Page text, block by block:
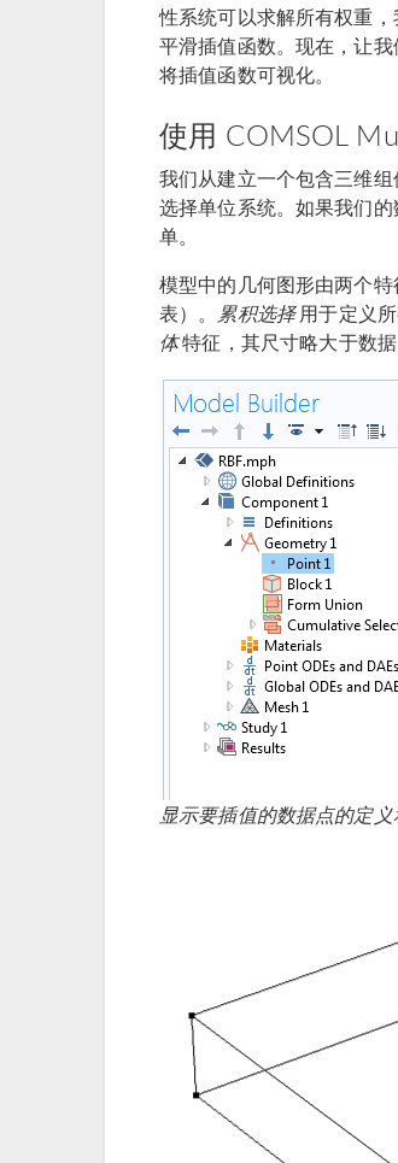
性系统可以求解所有权重
平滑插值函数。现在，让
将插值函数可视化。
使用 COMSOL
我们从建立一个包含三维
选择单位系统。如果我们
单。
模型中的几何图形由两个特
表）。 累积选择用于定义
体特征，其尺寸略大于数
显示要插值的数据点的定